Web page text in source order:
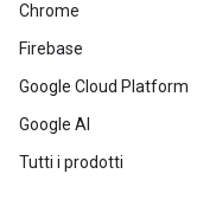
Chrome
Firebase
Google Cloud Platform
Google AI
Tutti i prodotti